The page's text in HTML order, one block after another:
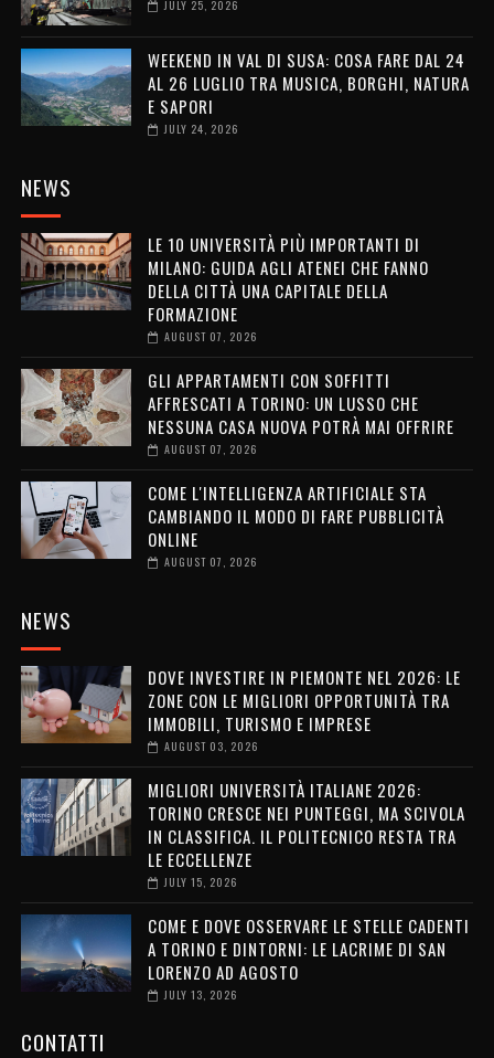
JULY 25, 2026
WEEKEND IN VAL DI SUSA: COSA FARE DAL 24
AL 26 LUGLIO TRA MUSICA, BORGHI, NATURA
E SAPORI
JULY 24, 2026
NEWS
LE 10 UNIVERSITÀ PIÙ IMPORTANTI DI
MILANO: GUIDA AGLI ATENEI CHE FANNO
DELLA CITTÀ UNA CAPITALE DELLA
FORMAZIONE
AUGUST 07, 2026
GLI APPARTAMENTI CON SOFFITTI
AFFRESCATI A TORINO: UN LUSSO CHE
NESSUNA CASA NUOVA POTRÀ MAI OFFRIRE
AUGUST 07, 2026
COME L'INTELLIGENZA ARTIFICIALE STA
CAMBIANDO IL MODO DI FARE PUBBLICITÀ
ONLINE
AUGUST 07, 2026
NEWS
DOVE INVESTIRE IN PIEMONTE NEL 2026: LE
ZONE CON LE MIGLIORI OPPORTUNITÀ TRA
IMMOBILI, TURISMO E IMPRESE
AUGUST 03, 2026
MIGLIORI UNIVERSITÀ ITALIANE 2026:
TORINO CRESCE NEI PUNTEGGI, MA SCIVOLA
IN CLASSIFICA. IL POLITECNICO RESTA TRA
LE ECCELLENZE
JULY 15, 2026
COME E DOVE OSSERVARE LE STELLE CADENTI
A TORINO E DINTORNI: LE LACRIME DI SAN
LORENZO AD AGOSTO
JULY 13, 2026
CONTATTI